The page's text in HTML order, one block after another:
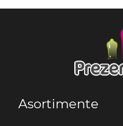
Asortimente